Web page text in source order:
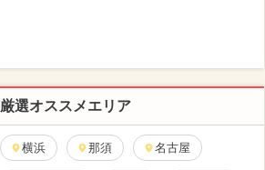
厳選オススメエリア
横浜 那須 名古屋